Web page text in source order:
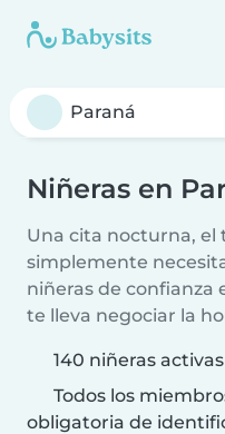
Niñeras en
Una cita nocturna, el
simplemente
niñeras de confianza
te lleva negociar la
140 niñeras
Todos los
obligatoria de